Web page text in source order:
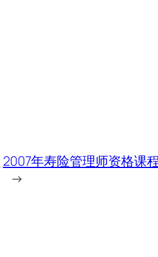
2007年寿险管理师资格课
→